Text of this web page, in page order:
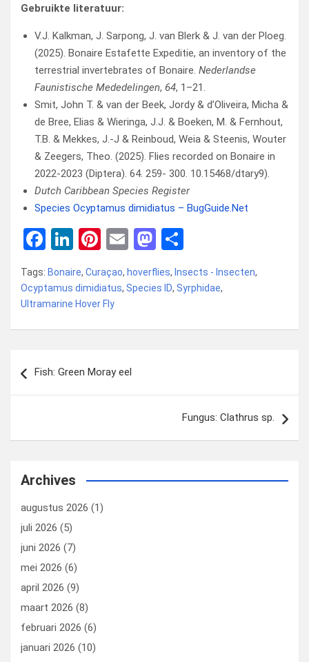
Gebruikte literatuur:
V.J. Kalkman, J. Sarpong, J. van Blerk & J. van der Ploeg.
(2025). Bonaire Estafette Expeditie, an inventory of the
terrestrial invertebrates of Bonaire. Nederlandse
Faunistische Mededelingen, 64, 1–21.
Smit, John T. & van der Beek, Jordy & d’Oliveira, Micha &
de Bree, Elias & Wieringa, J.J. & Boeken, M. & Fernhout,
T.B. & Mekkes, J.-J & Reinboud, Weia & Steenis, Wouter
& Zeegers, Theo. (2025). Flies recorded on Bonaire in
2022-2023 (Diptera). 64. 259- 300. 10.15468/dtary9).
Dutch Caribbean Species Register
Species Ocyptamus dimidiatus – BugGuide.Net
F
a
ce
b
o
k
Li
ke
dI
n
Pi
er
es
t
E
ail
M
a
st
d
e
Tags: Bonaire, Curaçao, hoverflies, Insects - Insecten,
Ocyptamus dimidiatus, Species ID, Syrphidae,
Ultramarine Hover Fly
navigatie
Fish: Green Moray eel
Fungus: Clathrus sp.
Archives
augustus 2026 (1)
juli 2026 (5)
juni 2026 (7)
mei 2026 (6)
april 2026 (9)
maart 2026 (8)
februari 2026 (6)
januari 2026 (10)